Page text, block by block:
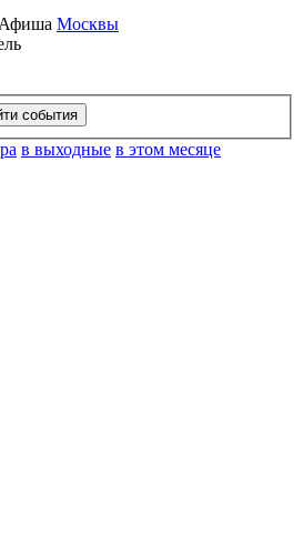
Афиша Москвы
в выходные в этом месяце